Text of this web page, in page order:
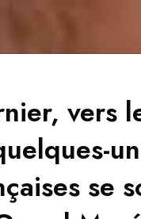
vers
se